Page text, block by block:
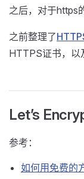
之后，对于https
之前整理了
HTTPS证书，以
Let’s
参考：
如何用免费的